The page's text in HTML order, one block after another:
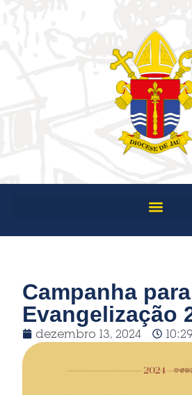
Campanha para
Evangelização
dezembro 13, 2024